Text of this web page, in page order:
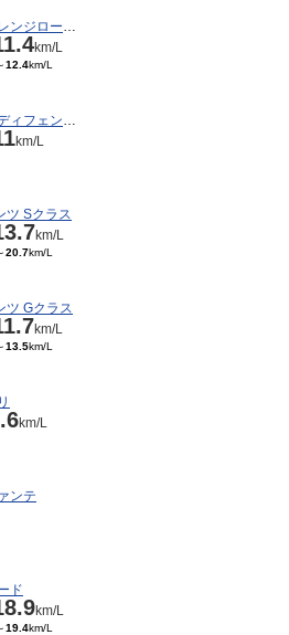
ランドローバー レンジローバー
km/L
12.4km/L
ランドローバー ディフェンダー
km/L
ツ Sクラス
km/L
20.7km/L
ツ Gクラス
km/L
13.5km/L
km/L
ンテ
ド
km/L
19.4km/L